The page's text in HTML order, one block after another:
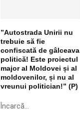
”Autostrada Unirii nu
trebuie să fie
confiscată de gâlceava
politică! Este proiectul
major al Moldovei și al
moldovenilor, și nu al
vreunui politician!” (P)
Încarcă...